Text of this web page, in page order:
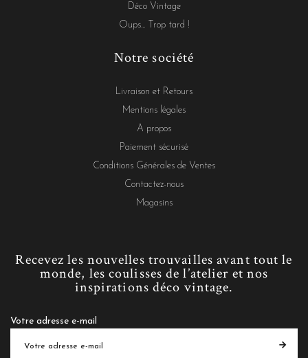
Déco Vintage
Oups... Trop tard !
Notre société
Livraison et Retours
Mentions légales
A propos
Paiement sécurisé
Conditions Générales de Ventes
Contactez-nous
Magasins
Recevez les nouvelles trouvailles avant tout le
monde, les coulisses de l’atelier et nos
inspirations déco vintage.
Votre adresse e-mail